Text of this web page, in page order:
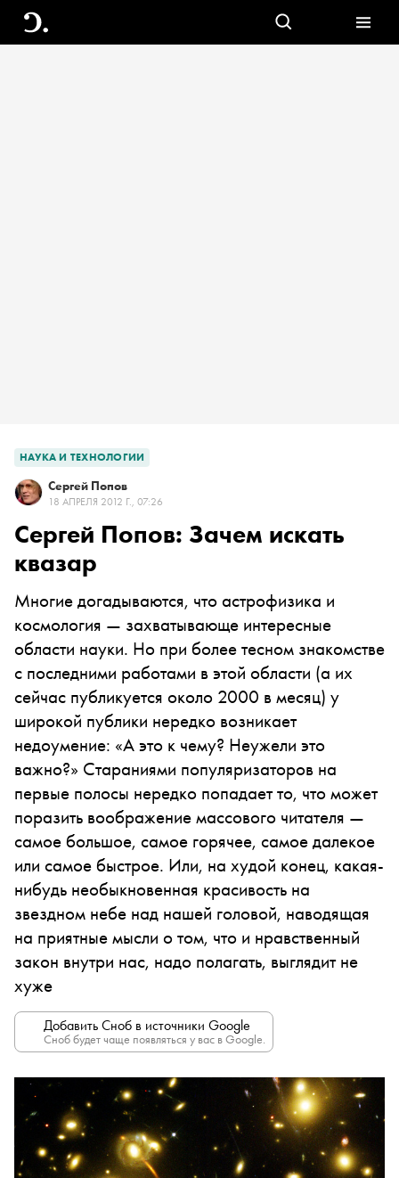
НАУКА И ТЕХНОЛОГИИ
Сергей Попов
18 АПРЕЛЯ 2012 Г., 07:26
Сергей Попов: Зачем искать
квазар
Многие догадываются, что астрофизика и
космология — захватывающе интересные
области науки. Но при более тесном знакомстве
с последними работами в этой области (а их
сейчас публикуется около 2000 в месяц) у
широкой публики нередко возникает
недоумение: «А это к чему? Неужели это
важно?» Стараниями популяризаторов на
первые полосы нередко попадает то, что может
поразить воображение массового читателя —
самое большое, самое горячее, самое далекое
или самое быстрое. Или, на худой конец, какая-
нибудь необыкновенная красивость на
звездном небе над нашей головой, наводящая
на приятные мысли о том, что и нравственный
закон внутри нас, надо полагать, выглядит не
хуже
Добавить Сноб в источники Google
Сноб будет чаще появляться у вас в Google.